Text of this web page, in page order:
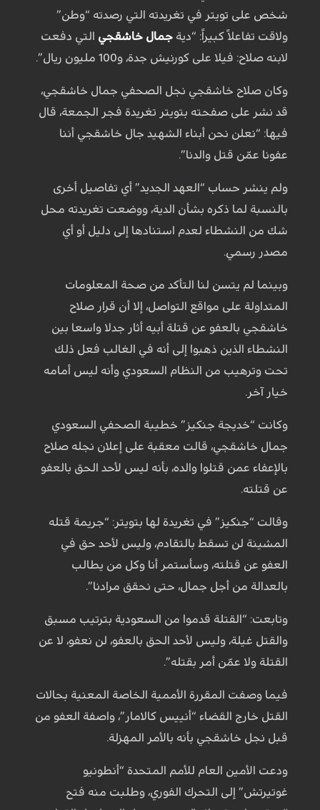
شخص على تويتر في تغريدته التي رصدته “وطن”
ولاقت تفاعلاً كبيراً: “دية جمال خاشقجي التي دفعت
لابنه صلاح: فيلا على كورنيش جدة، و100 مليون ريال”.
وكان صلاح خاشقجي نجل الصحفي جمال خاشقجي،
قد نشر على صفحته بتويتر تغريدة فجر الجمعة، قال
فيها: “نعلن نحن أبناء الشهيد جال خاشقجي أننا
عفونا عمّن قتل والدنا”.
ولم ينشر حساب “العهد الجديد” أي تفاصيل أخرى
بالنسبة لما ذكره بشأن الدية، ووضعت تغريدته محل
شك من النشطاء لعدم استنادها إلى دليل أو أي
مصدر رسمي.
وبينما لم يتسن لنا التأكد من صحة المعلومات
المتداولة على مواقع التواصل، إلا أن قرار صلاح
خاشقجي بالعفو عن قتلة أبيه أثار جدلا واسعا بين
النشطاء الذين ذهبوا إلى أنه في الغالب فعل ذلك
تحت وترهيب من النظام السعودي وأنه ليس أمامه
خيار آخر.
وكانت “خديجة جنكيز” خطيبة الصحفي السعودي
جمال خاشقجي، قالت معقبة على إعلان نجله صلاح
بالإعفاء عمن قتلوا والده، بأنه ليس لأحد الحق بالعفو
عن قتلته.
وقالت “جنكيز” في تغريدة لها بتويتر: “جريمة قتله
المشينة لن تسقط بالتقادم، وليس لأحد حق في
العفو عن قتلته، وسأستمر أنا وكل من يطالب
بالعدالة من أجل جمال، حتى نحقق مرادنا”.
وتابعت: “القتلة قدموا من السعودية بترتيب مسبق
والقتل غيلة، وليس لأحد الحق بالعفو، لن نعفو، لا عن
القتلة ولا عمّن أمر بقتله”.
فيما وصفت المقررة الأممية الخاصة المعنية بحالات
القتل خارج القضاء “أنييس كالامار”، واصفة العفو من
قبل نجل خاشقجي بأنه بالأمر المهزلة.
ودعت الأمين العام للأمم المتحدة “أنطونيو
غوتيرتش” إلى التحرك الفوري، وطلبت منه فتح